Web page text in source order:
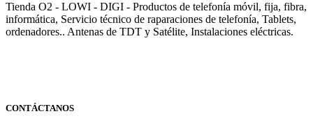
Tienda O2 - LOWI - DIGI - Productos de telefonía móvil, fija, fibra,
informática, Servicio técnico de raparaciones de telefonía, Tablets,
ordenadores.. Antenas de TDT y Satélite, Instalaciones eléctricas.
CONTÁCTANOS